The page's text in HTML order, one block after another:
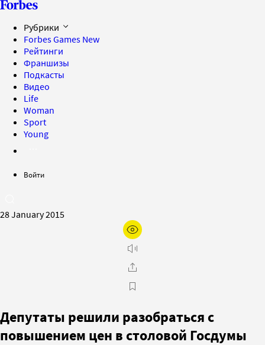
Рубрики
Forbes Games New
Рейтинги
Франшизы
Подкасты
Видео
Life
Woman
Sport
Young
Войти
28 January 2015
Депутаты решили разобраться с
повышением цен в столовой Госдумы